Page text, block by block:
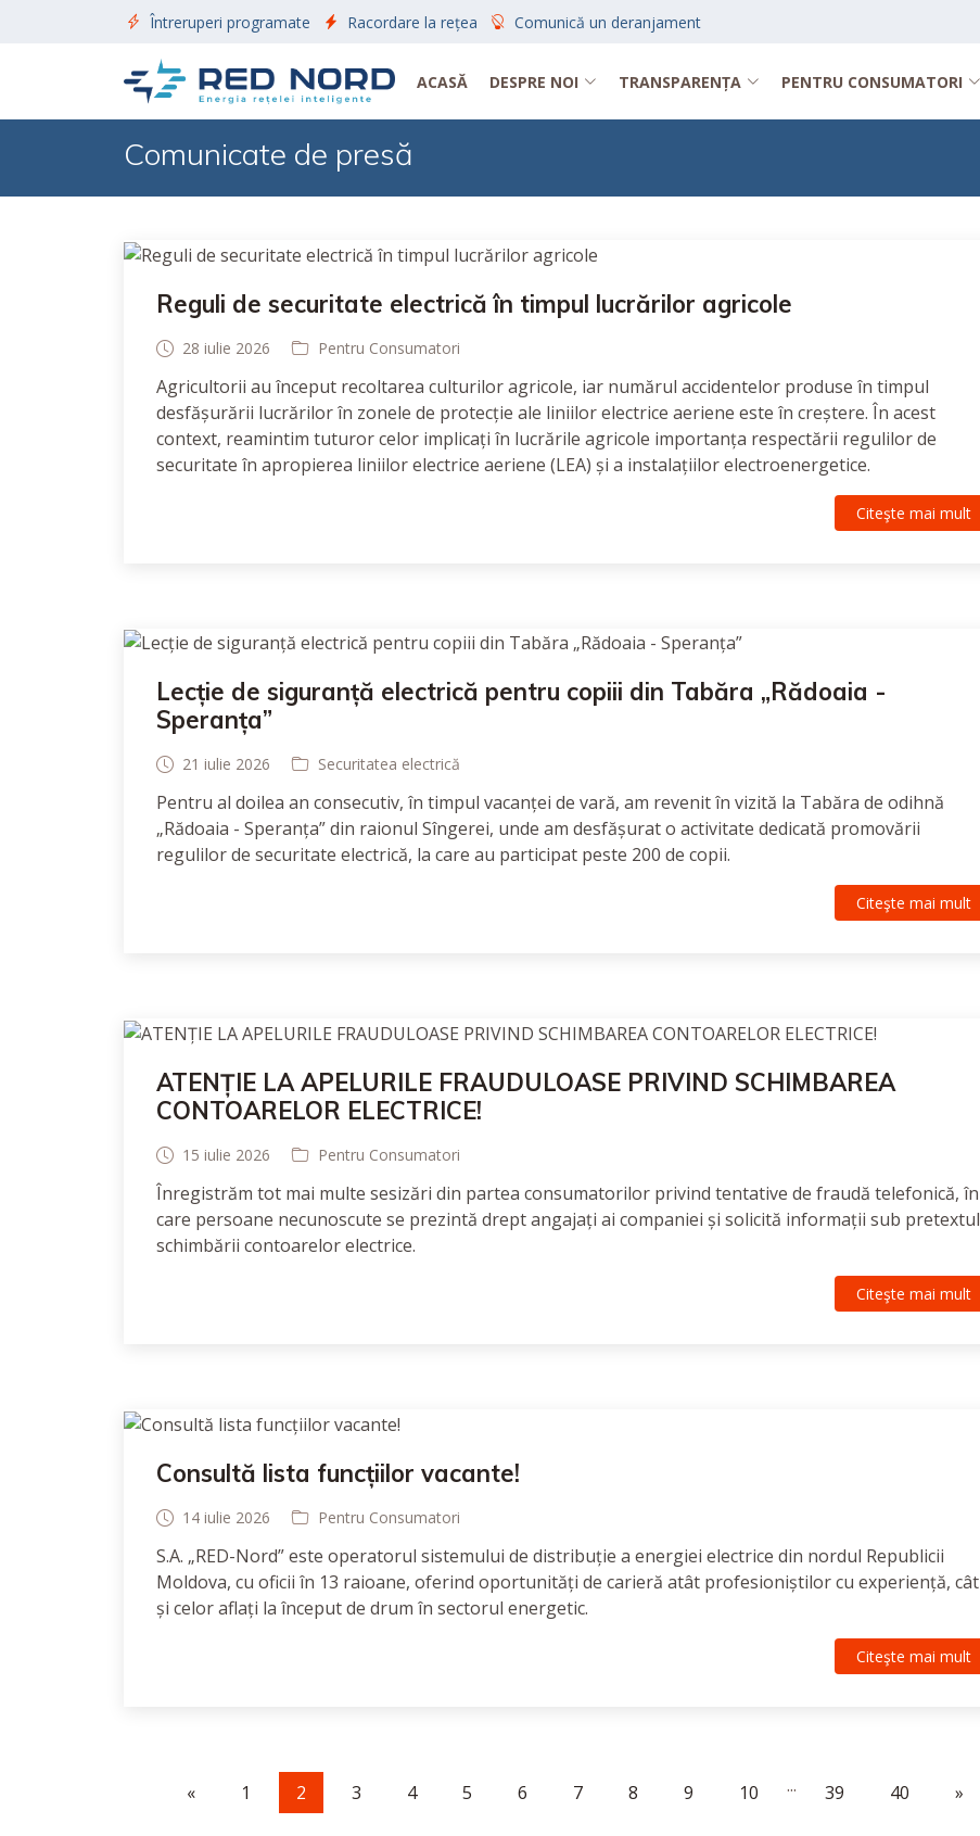
Întreruperi programate Racordare la rețea Comunică un deranjament
ACASĂ DESPRE NOI TRANSPARENȚA PENTRU CONSUMATORI
Comunicate de presă
Reguli de securitate electrică în timpul lucrărilor agricole
28 iulie 2026 Pentru Consumatori
Agricultorii au început recoltarea culturilor agricole, iar numărul accidentelor produse în timpul
desfășurării lucrărilor în zonele de protecție ale liniilor electrice aeriene este în creștere. În acest
context, reamintim tuturor celor implicați în lucrările agricole importanța respectării regulilor de
securitate în apropierea liniilor electrice aeriene (LEA) și a instalațiilor electroenergetice.
Citeşte mai mult
Lecție de siguranță electrică pentru copiii din Tabăra „Rădoaia -
Speranța”
21 iulie 2026 Securitatea electrică
Pentru al doilea an consecutiv, în timpul vacanței de vară, am revenit în vizită la Tabăra de odihnă
„Rădoaia - Speranța” din raionul Sîngerei, unde am desfășurat o activitate dedicată promovării
regulilor de securitate electrică, la care au participat peste 200 de copii.
Citeşte mai mult
ATENȚIE LA APELURILE FRAUDULOASE PRIVIND SCHIMBAREA
CONTOARELOR ELECTRICE!
15 iulie 2026 Pentru Consumatori
Înregistrăm tot mai multe sesizări din partea consumatorilor privind tentative de fraudă telefonică, în
care persoane necunoscute se prezintă drept angajați ai companiei și solicită informații sub pretextul
schimbării contoarelor electrice.
Citeşte mai mult
Consultă lista funcțiilor vacante!
14 iulie 2026 Pentru Consumatori
S.A. „RED-Nord” este operatorul sistemului de distribuție a energiei electrice din nordul Republicii
Moldova, cu oficii în 13 raioane, oferind oportunități de carieră atât profesioniștilor cu experiență, cât
și celor aflați la început de drum în sectorul energetic.
Citeşte mai mult
« 1 2 3 4 5 6 7 8 9 10 ... 39 40 »